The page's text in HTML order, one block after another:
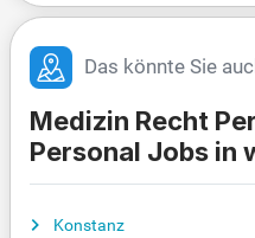
Das könnte Sie
Medizin Recht
Personal Jobs in
Konstanz